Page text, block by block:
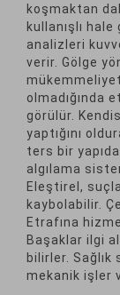
koşmaktan
kullanışlı
analizleri
verir. Gölge
olmadığında
görülür.
yaptığını
ters bir
algılama
Eleştirel,
kaybolabilir.
Etrafına
Başaklar ilgi
bilirler.
mekanik işler